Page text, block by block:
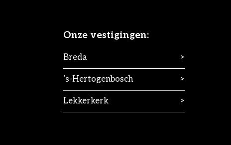
Onze vestigingen:
Breda >
‘s-Hertogenbosch >
Lekkerkerk >